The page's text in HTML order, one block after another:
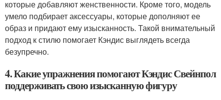
которые добавляют женственности. Кроме того, модель
умело подбирает аксессуары, которые дополняют ее
образ и придают ему изысканность. Такой внимательный
подход к стилю помогает Кэндис выглядеть всегда
безупречно.
4. Какие упражнения помогают Кэндис Свейнпол
поддерживать свою изысканную фигуру